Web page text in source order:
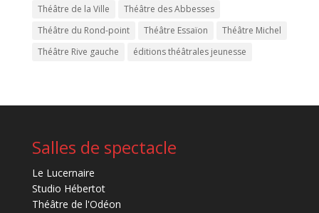
Théâtre de la Ville
Théâtre des Abbesses
Théâtre du Rond-point
Théâtre Essaïon
Théâtre Michel
Théâtre Rive gauche
éditions théâtrales jeunesse
Salles de spectacle
Le Lucernaire
Studio Hébertot
Théâtre de l'Odéon